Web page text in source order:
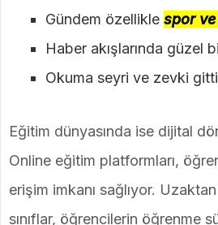
Gündem özellikle spor ve
Haber akışlarında güzel
Okuma seyri ve zevki
Eğitim dünyasında ise dijital
Online eğitim platformları,
erişim imkanı sağlıyor.
sınıflar, öğrencilerin öğrenme